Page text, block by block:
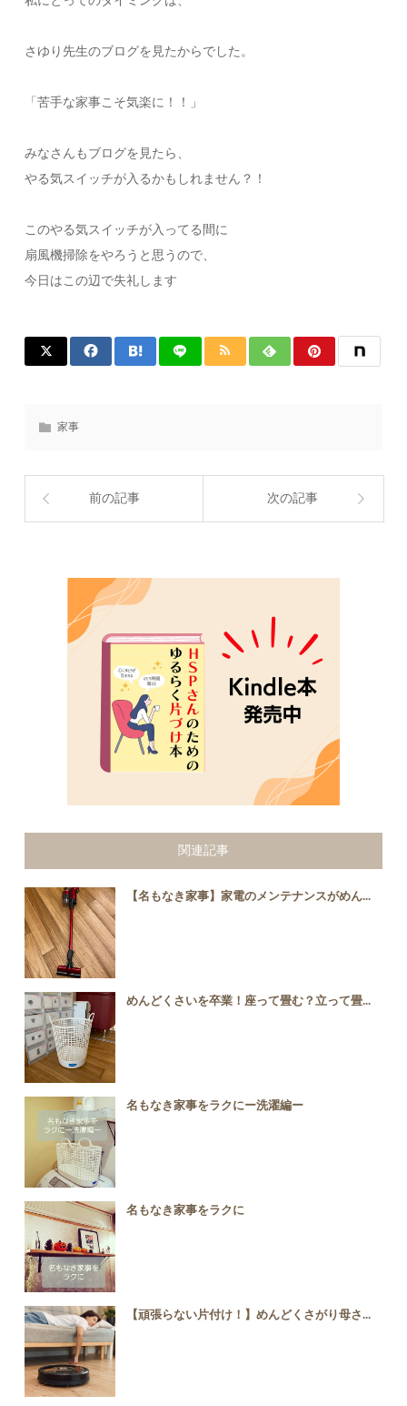
さゆり先生のブログを見たからでした。
「苦手な家事こそ気楽に！！」
みなさんもブログを見たら、
やる気スイッチが入るかもしれません？！
このやる気スイッチが入ってる間に
扇風機掃除をやろうと思うので、
今日はこの辺で失礼します
家事
前の記事 次の記事
関連記事
【名もなき家事】家電のメンテナンスがめん...
めんどくさいを卒業！座って畳む？立って畳...
名もなき家事をラクにー洗濯編ー
名もなき家事をラクに
【頑張らない片付け！】めんどくさがり母さ...